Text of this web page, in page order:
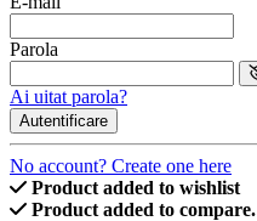
Parola
Ai uitat parola?
Autentificare
No account? Create one here
Product added to wishlist
Product added to compare.